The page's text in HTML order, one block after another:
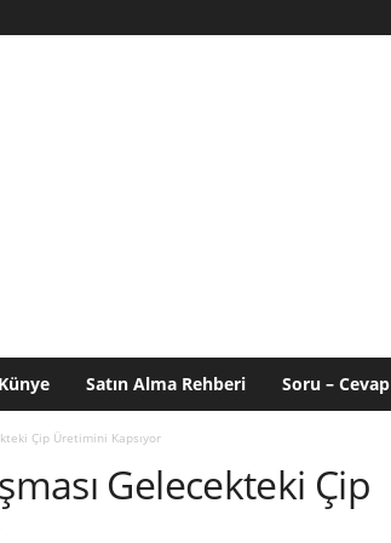
Künye Satın Alma Rehberi Soru – Cevap
Çip Üretimini Kapsıyor
Gelecekteki Çip